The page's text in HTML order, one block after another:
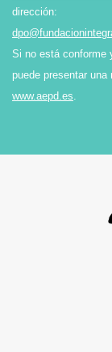
dirección:
Si no está conforme
puede presentar
www.aepd.es